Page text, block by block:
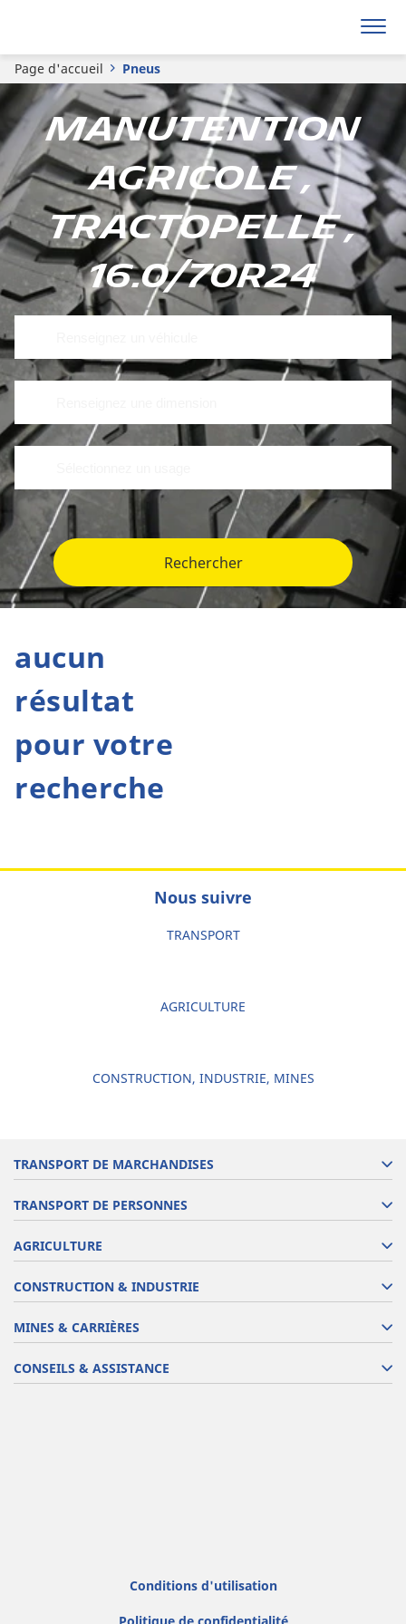
Page d'accueil Pneus
Manutention
Agricole ,
Tractopelle ,
16.0/70R24
Rechercher
aucun
résultat
pour votre
recherche
Nous suivre
TRANSPORT
AGRICULTURE
CONSTRUCTION, INDUSTRIE, MINES
TRANSPORT DE MARCHANDISES
TRANSPORT DE PERSONNES
AGRICULTURE
CONSTRUCTION & INDUSTRIE
MINES & CARRIÈRES
CONSEILS & ASSISTANCE
Conditions d'utilisation